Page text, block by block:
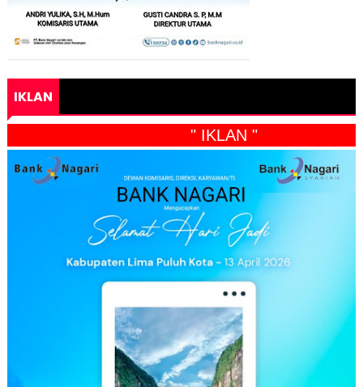
IKLAN
" IKLAN "